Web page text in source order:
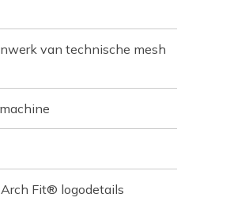
van technische mesh
Fit® logodetails